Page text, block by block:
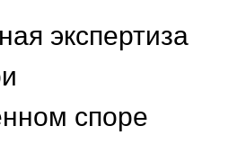
экспертиза
споре